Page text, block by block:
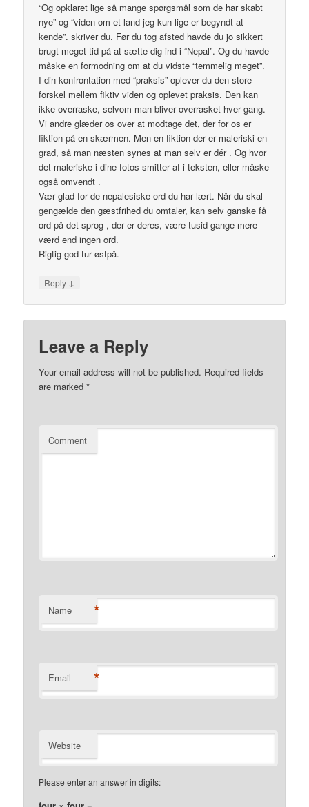
“Og opklaret lige så mange spørgsmål som de har skabt
nye” og “viden om et land jeg kun lige er begyndt at
kende”. skriver du. Før du tog afsted havde du jo sikkert
brugt meget tid på at sætte dig ind i “Nepal”. Og du havde
måske en formodning om at du vidste “temmelig meget”.
I din konfrontation med “praksis” oplever du den store
forskel mellem fiktiv viden og oplevet praksis. Den kan
ikke overraske, selvom man bliver overrasket hver gang.
Vi andre glæder os over at modtage det, der for os er
fiktion på en skærmen. Men en fiktion der er maleriski en
grad, så man næsten synes at man selv er dér . Og hvor
det maleriske i dine fotos smitter af i teksten, eller måske
også omvendt .
Vær glad for de nepalesiske ord du har lært. Når du skal
gengælde den gæstfrihed du omtaler, kan selv ganske få
ord på det sprog , der er deres, være tusid gange mere
værd end ingen ord.
Rigtig god tur østpå.
Reply ↓
Leave a Reply
Your email address will not be published. Required fields
are marked*
Comment
Name *
Email *
Website
Please enter an answer in digits: